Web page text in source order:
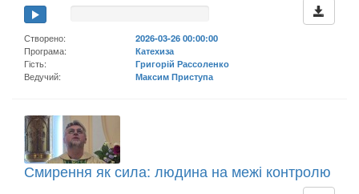
Створено:
2026-03-26 00:00:00
Програма:
Катехиза
Гість:
Григорій Рассоленко
Ведучий:
Максим Приступа
Смирення як сила: людина на межі контролю